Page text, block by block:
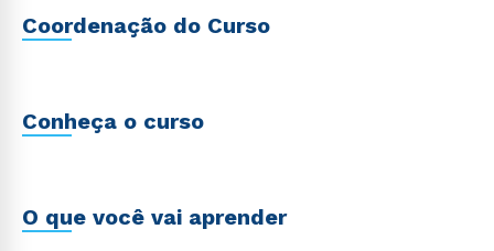
Coordenação do Curso
Conheça o curso
O que você vai aprender